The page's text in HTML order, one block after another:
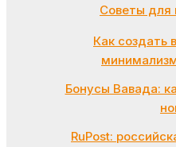
Советы для
Как создать
Бонусы Вавада:
RuPost: